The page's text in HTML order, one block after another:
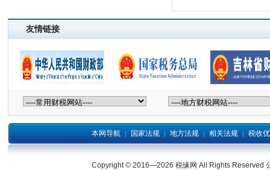
友情链接
本网导航 | 国家法规 | 地方法规 | 相关法规 | 税收
Copyright © 2016—2026 税缘网 All Rights Reserved